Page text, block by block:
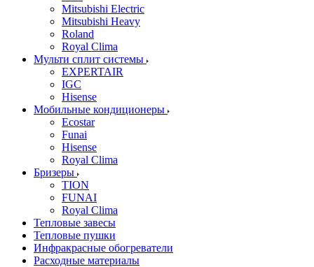
Mitsubishi Electric
Mitsubishi Heavy
Roland
Royal Clima
Мульти сплит системы
EXPERTAIR
IGC
Hisense
Мобильные кондиционеры
Ecostar
Funai
Hisense
Royal Clima
Бризеры
TION
FUNAI
Royal Clima
Тепловые завесы
Тепловые пушки
Инфракрасные обогреватели
Расходные материалы